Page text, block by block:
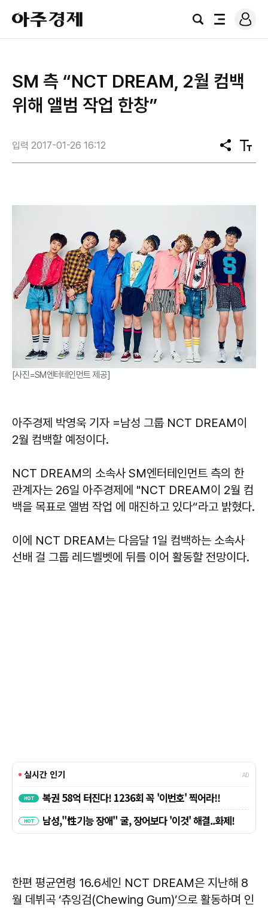
아
주
경
검
전
로
그
SM 측 “NCT DREAM, 2월 컴백
위해 앨범 작업 한창”
입력 2017-01-26 16:12
공
유
텍
스
[사진=SM엔터테인먼트 제공]
아주경제 박영욱 기자 =남성 그룹 NCT DREAM이
2월 컴백할 예정이다.
NCT DREAM의 소속사 SM엔터테인먼트 측의 한
관계자는 26일 아주경제에 "NCT DREAM이 2월 컴
백을 목표로 앨범 작업 에 매진하고 있다“라고 밝혔다.
이에 NCT DREAM는 다음달 1일 컴백하는 소속사
선배 걸 그룹 레드벨벳에 뒤를 이어 활동할 전망이다.
한편 평균연령 16.6세인 NCT DREAM은 지난해 8
월 데뷔곡 ‘츄잉검(Chewing Gum)’으로 활동하며 인